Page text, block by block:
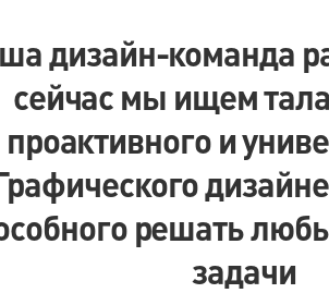
дизайн-команда
сейчас мы ищем
проактивного и
решать
задачи